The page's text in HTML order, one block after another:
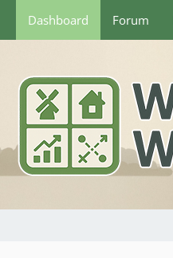
Dashboard Forum